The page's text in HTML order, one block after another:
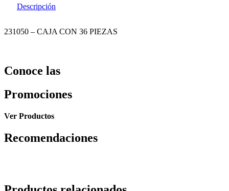
Descripción
231050 – CAJA CON 36 PIEZAS
Conoce las
Promociones
Ver Productos
Recomendaciones